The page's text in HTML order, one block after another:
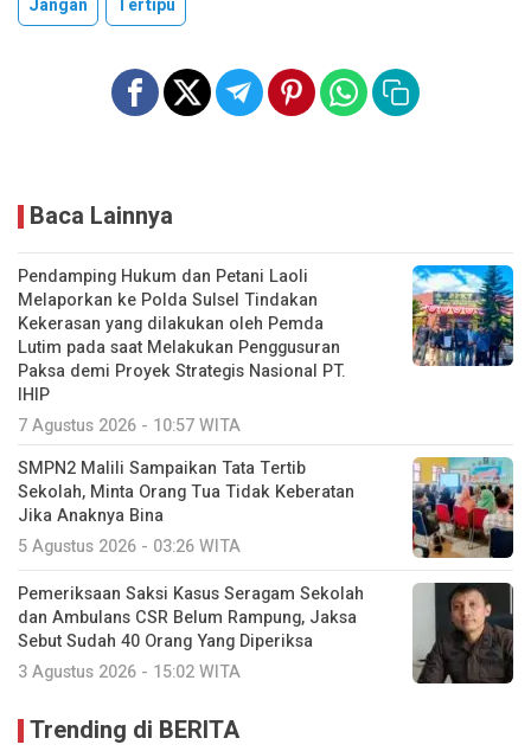
Jangan Tertipu
Baca Lainnya
Pendamping Hukum dan Petani Laoli
Melaporkan ke Polda Sulsel Tindakan
Kekerasan yang dilakukan oleh Pemda
Lutim pada saat Melakukan Penggusuran
Paksa demi Proyek Strategis Nasional PT.
IHIP
7 Agustus 2026 - 10:57 WITA
SMPN2 Malili Sampaikan Tata Tertib
Sekolah, Minta Orang Tua Tidak Keberatan
Jika Anaknya Bina
5 Agustus 2026 - 03:26 WITA
Pemeriksaan Saksi Kasus Seragam Sekolah
dan Ambulans CSR Belum Rampung, Jaksa
Sebut Sudah 40 Orang Yang Diperiksa
3 Agustus 2026 - 15:02 WITA
Trending di BERITA